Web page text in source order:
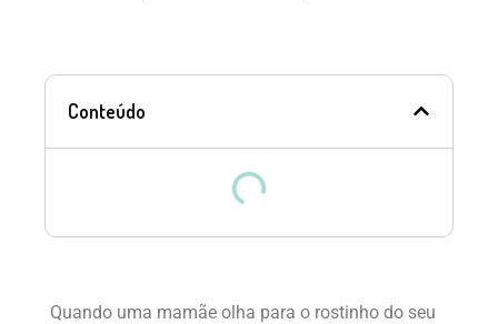
Conteúdo
Quando uma mamãe olha para o rostinho do seu